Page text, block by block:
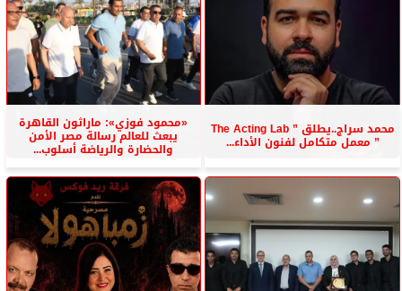
محمد سراج..يطلق ” The Acting Lab
” معمل متكامل لفنون الأداء...
«محمود فوزي»: ماراثون القاهرة
يبعث للعالم رسالة مصر الأمن
والحضارة والرياضة أسلوب...